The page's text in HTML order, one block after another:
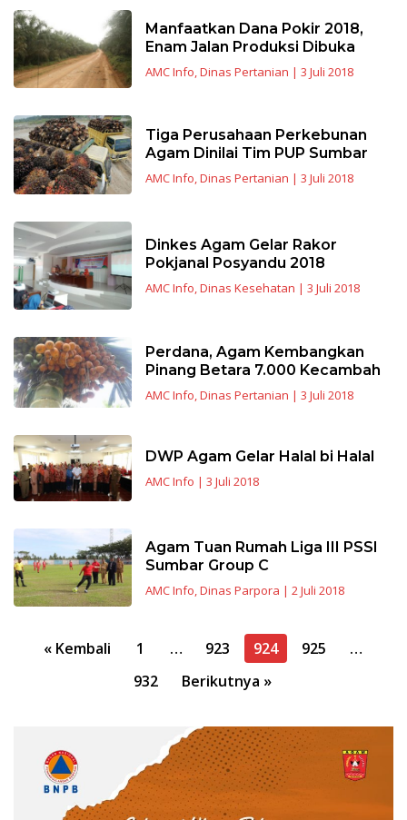
Manfaatkan Dana Pokir 2018,
Enam Jalan Produksi Dibuka
AMC Info,Dinas Pertanian | 3 Juli 2018
Tiga Perusahaan Perkebunan
Agam Dinilai Tim PUP Sumbar
AMC Info Dinas Pertanian | 3 Juli 2018
Dinkes Agam Gelar Rakor
Pokjanal Posyandu 2018
AMC Info,Dinas Kesehatan | 3 Juli 2018
Perdana, Agam Kembangkan
Pinang Betara 7.000 Kecambah
AMC Info,Dinas Pertanian | 3 Juli 2018
DWP Agam Gelar Halal bi Halal
AMC Info | 3 Juli 2018
Agam Tuan Rumah Liga III PSSI
Sumbar Group C
AMC Info,Dinas Parpora | 2 Juli 2018
Navigasi
« Kembali 1 … 923 924 925
…
932
Berikutnya »